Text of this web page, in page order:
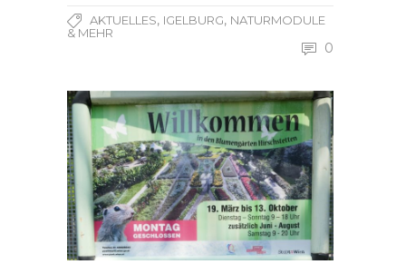
AKTUELLES, IGELBURG, NATURMODULE
& MEHR
0